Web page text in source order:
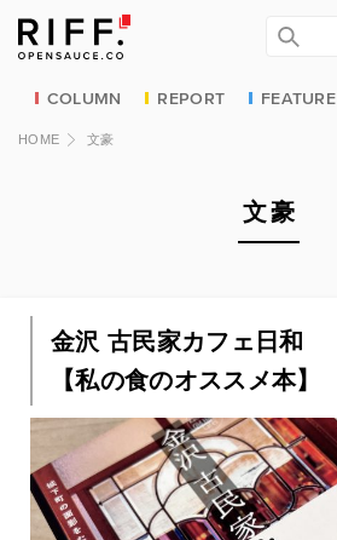
COLUMN REPORT FEATURE
HOME 文豪
文豪
金沢 古民家カフェ日和
【私の食のオススメ本】